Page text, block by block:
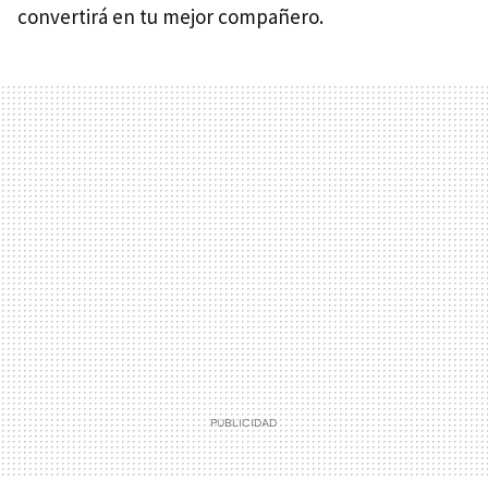
convertirá en tu mejor compañero.